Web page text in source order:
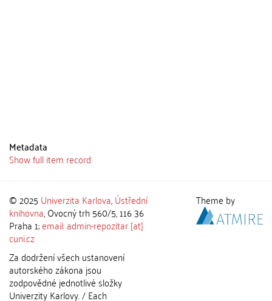
Metadata
Show full item record
© 2025 Univerzita Karlova,Ústřední
knihovna, Ovocný trh 560/5, 116 36
Praha 1;email: admin-repozitar [at]
cuni.cz
Za dodržení všech ustanovení
autorského zákona jsou
zodpovědné jednotlivé složky
Univerzity Karlovy. / Each
Theme by